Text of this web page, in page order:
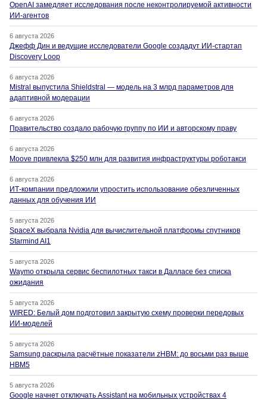
OpenAI замедляет исследования после неконтролируемой активности
ИИ-агентов
6 августа 2026
Джефф Дин и ведущие исследователи Google создадут ИИ-стартап
Discovery Loop
6 августа 2026
Mistral выпустила Shieldstral — модель на 3 млрд параметров для
адаптивной модерации
6 августа 2026
Правительство создало рабочую группу по ИИ и авторскому праву
6 августа 2026
Moove привлекла $250 млн для развития инфраструктуры роботакси
6 августа 2026
ИТ-компании предложили упростить использование обезличенных
данных для обучения ИИ
5 августа 2026
SpaceX выбрала Nvidia для вычислительной платформы спутников
Starmind AI1
5 августа 2026
Waymo открыла сервис беспилотных такси в Далласе без списка
ожидания
5 августа 2026
WIRED: Белый дом подготовил закрытую схему проверки передовых
ИИ-моделей
5 августа 2026
Samsung раскрыла расчётные показатели zHBM: до восьми раз выше
HBM5
5 августа 2026
Google начнет отключать Assistant на мобильных устройствах 4